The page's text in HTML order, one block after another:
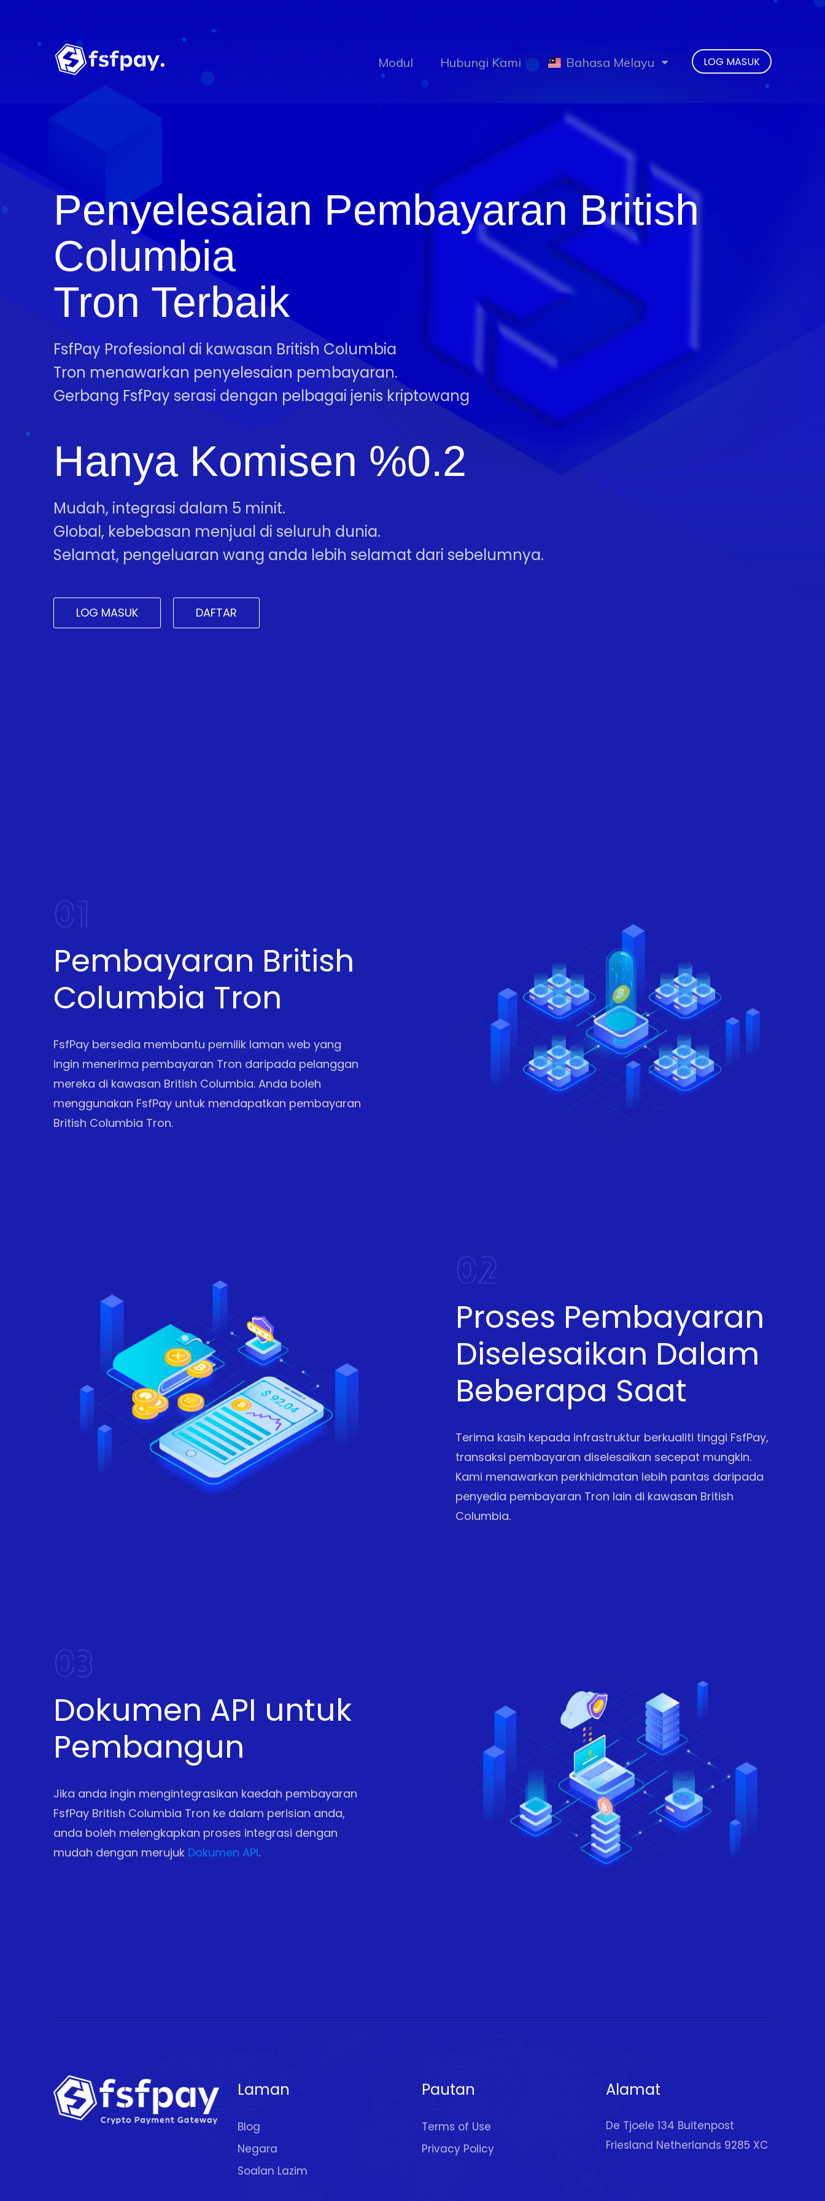
LOG MASUK
Modul Hubungi Kami Bahasa Melayu
Penyelesaian Pembayaran British
Columbia
Tron Terbaik
FsfPay Profesional di kawasan British Columbia
Tron menawarkan penyelesaian pembayaran.
Gerbang FsfPay serasi dengan pelbagai jenis kriptowang
Hanya Komisen %0.2
Mudah, integrasi dalam 5 minit.
Global, kebebasan menjual di seluruh dunia.
Selamat, pengeluaran wang anda lebih selamat dari sebelumnya.
LOG MASUK DAFTAR
01
Pembayaran British
Columbia Tron
FsfPay bersedia membantu pemilik laman web yang
ingin menerima pembayaran Tron daripada pelanggan
mereka di kawasan British Columbia. Anda boleh
menggunakan FsfPay untuk mendapatkan pembayaran
British Columbia Tron.
02
Proses Pembayaran
Diselesaikan Dalam
Beberapa Saat
Terima kasih kepada infrastruktur berkualiti tinggi FsfPay,
transaksi pembayaran diselesaikan secepat mungkin.
Kami menawarkan perkhidmatan lebih pantas daripada
penyedia pembayaran Tron lain di kawasan British
Columbia.
03
Dokumen API untuk
Pembangun
Jika anda ingin mengintegrasikan kaedah pembayaran
FsfPay British Columbia Tron ke dalam perisian anda,
anda boleh melengkapkan proses integrasi dengan
mudah dengan merujuk Dokumen API.
Laman
Blog
Negara
Soalan Lazim
Pautan
Terms of Use
Privacy Policy
Alamat
De Tjoele 134 Buitenpost
Friesland Netherlands 9285 XC